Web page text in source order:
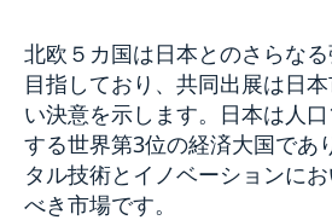
北欧５カ国は日本とのさらな
目指しており、共同出展は日
い決意を示します。日本は人
する世界第3位の経済大国であ
タル技術とイノベーションに
べき市場です。